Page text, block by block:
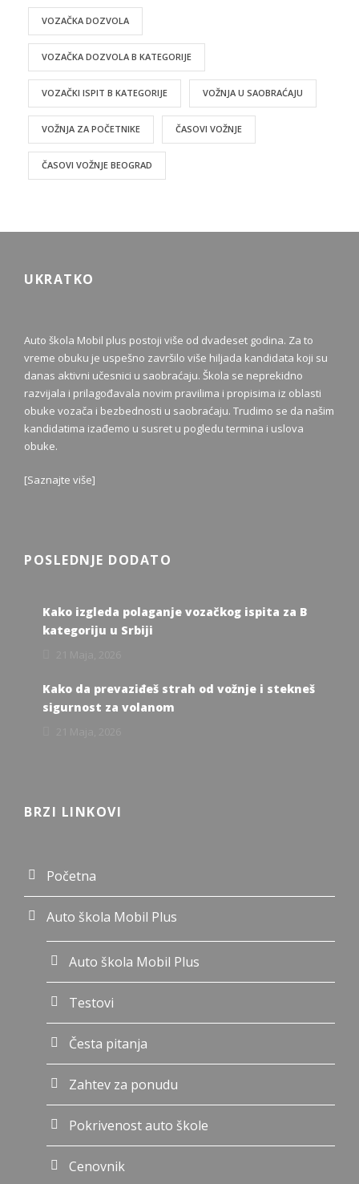
VOZAČKA DOZVOLA
VOZAČKA DOZVOLA B KATEGORIJE
VOZAČKI ISPIT B KATEGORIJE VOŽNJA U SAOBRAĆAJU
VOŽNJA ZA POČETNIKE ČASOVI VOŽNJE
ČASOVI VOŽNJE BEOGRAD
UKRATKO
Auto škola Mobil plus postoji više od dvadeset godina. Za to
vreme obuku je uspešno završilo više hiljada kandidata koji su
danas aktivni učesnici u saobraćaju. Škola se neprekidno
razvijala i prilagođavala novim pravilima i propisima iz oblasti
obuke vozača i bezbednosti u saobraćaju. Trudimo se da našim
kandidatima izađemo u susret u pogledu termina i uslova
obuke.
[Saznajte više]
POSLEDNJE DODATO
Kako izgleda polaganje vozačkog ispita za B
kategoriju u Srbiji
Kako da prevaziđeš strah od vožnje i stekneš
sigurnost za volanom
BRZI LINKOVI
Početna
Auto škola Mobil Plus
Auto škola Mobil Plus
Testovi
Česta pitanja
Zahtev za ponudu
Pokrivenost auto škole
Cenovnik